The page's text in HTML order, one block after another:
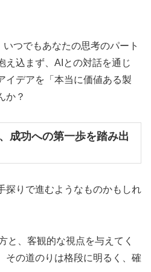
つでもあなたの思考のパート
え込まず、AIとの対話を通じ
イデアを「本当に価値ある製
か？
成功への第一歩を踏み出
探りで進むようなものかもしれ
と、客観的な視点を与えてく
その道のりは格段に明るく、確